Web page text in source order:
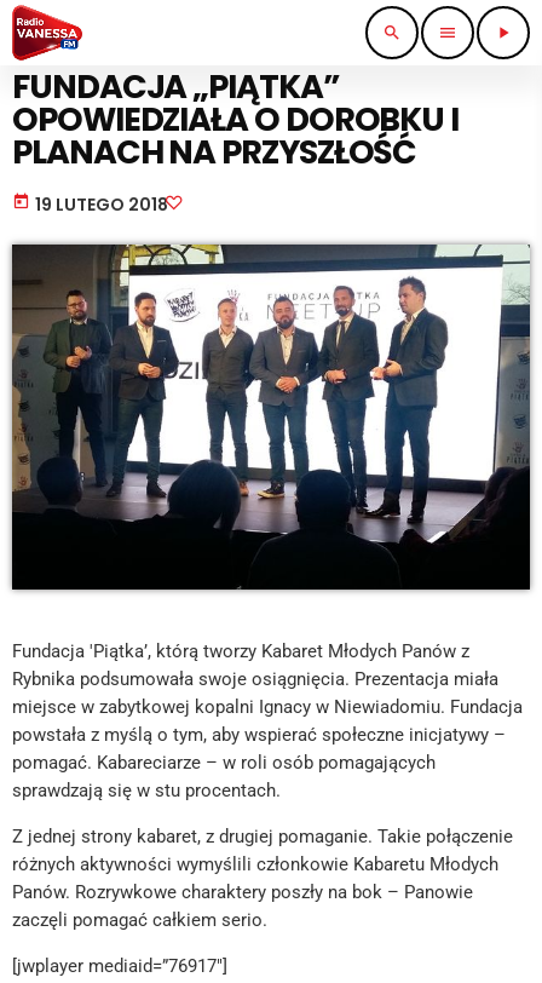
search menu play_arrow
KULTURA I ROZRYWKA
FUNDACJA „PIĄTKA”
OPOWIEDZIAŁA O DOROBKU I
PLANACH NA PRZYSZŁOŚĆ
today 19 LUTEGO 2018
Fundacja 'Piątka’, którą tworzy Kabaret Młodych Panów z
Rybnika podsumowała swoje osiągnięcia. Prezentacja miała
miejsce w zabytkowej kopalni Ignacy w Niewiadomiu. Fundacja
powstała z myślą o tym, aby wspierać społeczne inicjatywy –
pomagać. Kabareciarze – w roli osób pomagających
sprawdzają się w stu procentach.
Z jednej strony kabaret, z drugiej pomaganie. Takie połączenie
różnych aktywności wymyślili członkowie Kabaretu Młodych
Panów. Rozrywkowe charaktery poszły na bok – Panowie
zaczęli pomagać całkiem serio.
[jwplayer mediaid=”76917″]